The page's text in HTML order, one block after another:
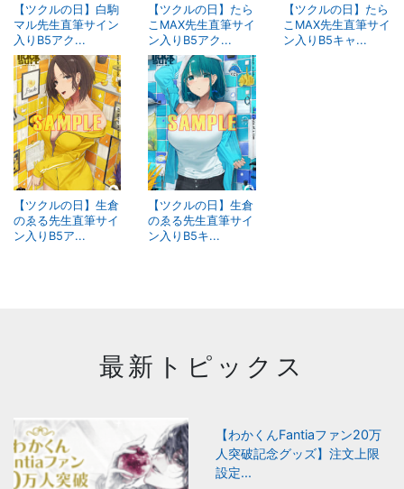
【ツクルの日】白駒
マル先生直筆サイン
入りB5アク...
【ツクルの日】たら
こMAX先生直筆サイ
ン入りB5アク...
【ツクルの日】たら
こMAX先生直筆サイ
ン入りB5キャ...
【ツクルの日】生倉
のゑる先生直筆サイ
ン入りB5ア...
【ツクルの日】生倉
のゑる先生直筆サイ
ン入りB5キ...
最新トピックス
【わかくんFantiaファン20万
人突破記念グッズ】注文上限
設定...